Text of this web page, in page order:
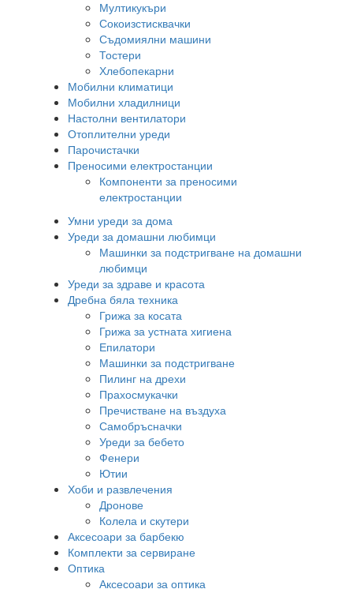
Мултикукъри
Сокоизстисквачки
Съдомиялни машини
Тостери
Хлебопекарни
Мобилни климатици
Мобилни хладилници
Настолни вентилатори
Отоплителни уреди
Парочистачки
Преносими електростанции
Компоненти за преносими
електростанции
Умни уреди за дома
Уреди за домашни любимци
Машинки за подстригване на домашни
любимци
Уреди за здраве и красота
Дребна бяла техника
Грижа за косата
Грижа за устната хигиена
Епилатори
Машинки за подстригване
Пилинг на дрехи
Прахосмукачки
Пречистване на въздуха
Самобръсначки
Уреди за бебето
Фенери
Ютии
Хоби и развлечения
Дронове
Колела и скутери
Аксесоари за барбекю
Комплекти за сервиране
Оптика
Аксесоари за оптика